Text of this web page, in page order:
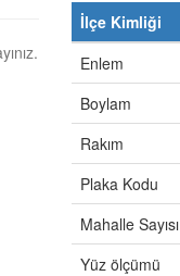
İlçe Kimliği
Enlem
Boylam
Rakım
Plaka Kodu
Mahalle Sayısı
Yüz ölçümü